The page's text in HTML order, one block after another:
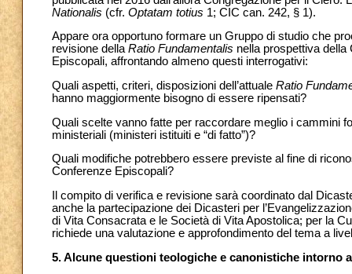
Nationalis (cfr. Optatam totius 1; CIC can. 242, § 1).
Appare ora opportuno formare un Gruppo di studio che
revisione dellaRatio Fundamentalis nella prospettiva
Episcopali, affrontando almeno questi interrogativi:
Quali aspetti, criteri, disposizioni dell’attuale Ratio
hanno maggiormente bisogno di essere ripensati?
Quali scelte vanno fatte per raccordare meglio i cammini
ministeriali (ministeri istituiti e “di fatto”)?
Quali modifiche potrebbero essere previste al fine di
Conferenze Episcopali?
Il compito di verifica e revisione sarà coordinato dal
anche la partecipazione dei Dicasteri per
di Vita Consacrata e le Società di Vita Apostolica; per la
richiede una valutazione e approfondimento del tema a
5. Alcune questioni teologiche e canonistiche intorno